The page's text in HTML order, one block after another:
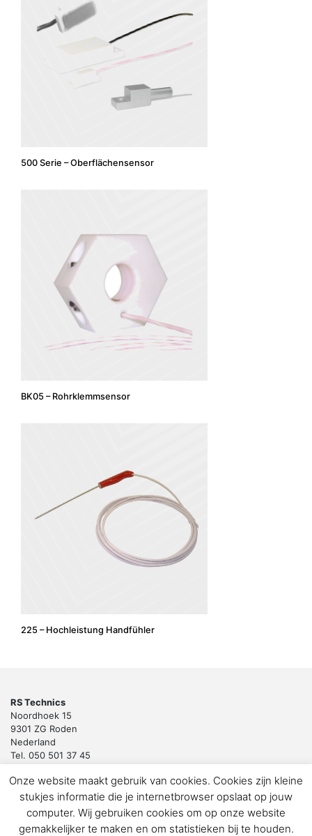
500 Serie – Oberflächensensor
BK05 – Rohrklemmsensor
225 – Hochleistung Handfühler
RS Technics
Noordhoek 15
9301 ZG Roden
Nederland
Tel. 050 501 37 45
Copyright 2018 by RS Technics BV. All rights reserved.
Download de privacyverklaring voor klanten en leveranciers
Onze website maakt gebruik van cookies. Cookies zijn kleine
stukjes informatie die je internetbrowser opslaat op jouw
computer. Wij gebruiken cookies om op onze website
gemakkelijker te maken en om statistieken bij te houden.